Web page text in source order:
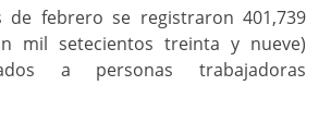
de febrero se registraron 401,739
mil setecientos treinta y nueve)
a personas trabajadoras